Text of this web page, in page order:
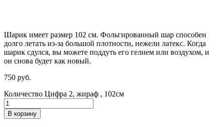
Шарик имеет размер 102 см. Фольгированный шар способен
долго летать из-за большой плотности, нежели латекс. Когда
шарик сдулся, вы можете поддуть его гелием или воздухом, и
он снова будет как новый.
750 руб.
Количество Цифра 2, жираф , 102см
В корзину